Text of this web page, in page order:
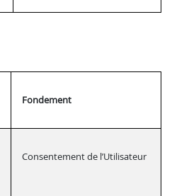
Fondement
Consentement de l’Utilisateur